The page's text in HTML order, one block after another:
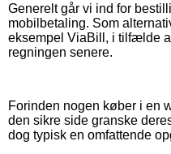
Generelt går vi ind for
mobilbetaling. Som
eksempel ViaBill, i tilfælde
regningen senere.
Forinden nogen køber i en
den sikre side granske
dog typisk en omfattende